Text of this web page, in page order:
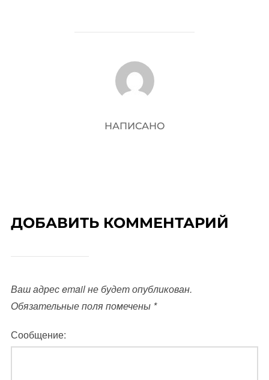
АВТОР ЗАПИСИ
НАПИСАНО
ДОБАВИТЬ КОММЕНТАРИЙ
Ваш адрес email не будет опубликован.
Обязательные поля помечены *
Сообщение: